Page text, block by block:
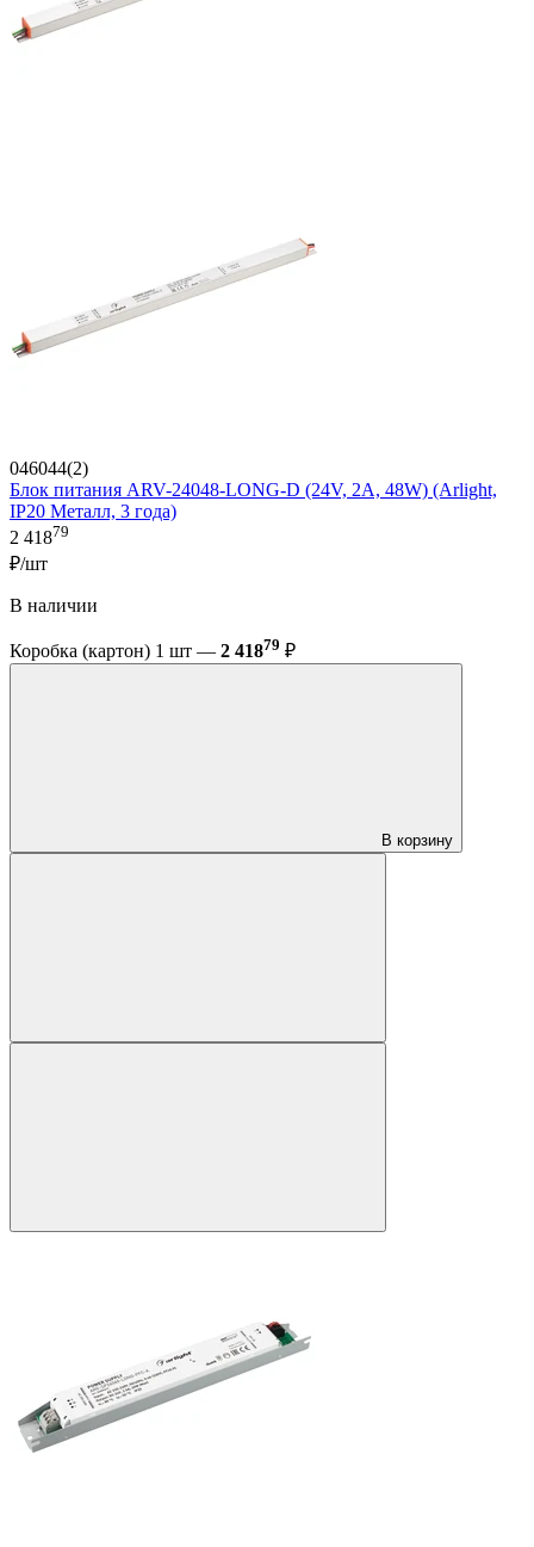
046044(2)
Блок питания ARV-24048-LONG-D (24V, 2A, 48W) (Arlight,
IP20 Металл, 3 года)
2 41879
₽/шт
В наличии
Коробка (картон) 1 шт — 2 41879 ₽
В корзину